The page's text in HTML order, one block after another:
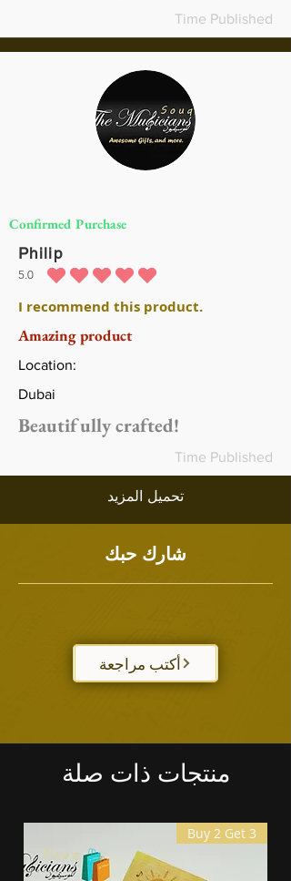
Time Published
Confirmed Purchase
Philip
5.0 متوسط التقييم هو 5 من 5
I recommend this product.
Amazing product
Location:
Dubai
Beautifully crafted!
Time Published
تحميل المزيد
شارك حبك
أكتب مراجعة
منتجات ذات صلة
Buy 2 Get 3